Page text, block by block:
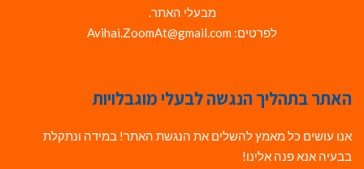
מבעלי האתר.
לפרטים: Avihai.ZoomAt@gmail.com
האתר בתהליך הנגשה לבעלי מוגבלויות
אנו עושים כל מאמץ להשלים את הנגשת האתר! במידה ונתקלת
בבעיה אנא פנה אלינו!